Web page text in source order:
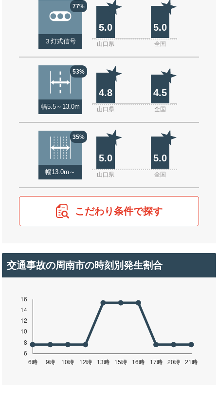
77%
３灯式信号
5.0 5.0
山口県 全国
53%
幅5.5～13.0m
4.8 4.5
山口県 全国
35%
幅13.0m～
5.0 5.0
山口県 全国
こだわり条件で探す
交通事故の周南市の時刻別発生割合